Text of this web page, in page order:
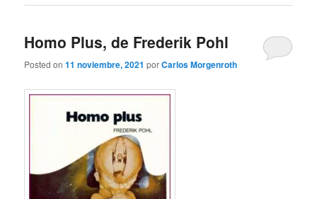
Homo Plus, de Frederik Pohl
Posted on11 noviembre, 2021 porCarlos Morgenroth